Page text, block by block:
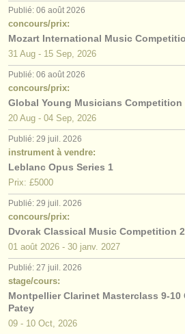
Publié: 06 août 2026
concours/prix:
Mozart International Music
31 Aug - 15 Sep, 2026
Publié: 06 août 2026
concours/prix:
Global Young Musicians Competition
20 Aug - 04 Sep, 2026
Publié: 29 juil. 2026
instrument à vendre:
Leblanc Opus Series 1
Prix: £5000
Publié: 29 juil. 2026
concours/prix:
Dvorak Classical Music Competition
01 août 2026 - 30 janv. 2027
Publié: 27 juil. 2026
stage/cours:
Montpellier Clarinet Masterclass 9-10
Patey
09 - 10 Oct, 2026